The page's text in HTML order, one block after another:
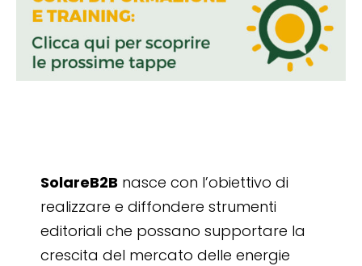
SolareB2B nasce con l’obiettivo di
realizzare e diffondere strumenti
editoriali che possano supportare la
crescita del mercato delle energie